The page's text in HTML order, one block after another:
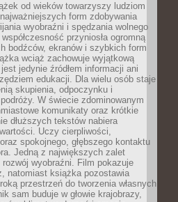
od wieków towarzyszy ludziom
form zdobywania
wyobraźni i spędzania wolnego
przyniosła ogromną
bodźców, ekranów i szybkich form
wciąż zachowuje wyjątkową
jedynie źródłem informacji ani
edukacji. Dla wielu osób staje
skupienia, odpoczynku i
W świecie zdominowanym
komunikaty oraz krótkie
dłuższych tekstów nabiera
Uczy cierpliwości,
spokojnego, głębszego kontaktu
Jedną z największych zalet
wyobraźni. Film pokazuje
natomiast książka pozostawia
przestrzeń do tworzenia własnych
sam buduje w głowie krajobrazy,